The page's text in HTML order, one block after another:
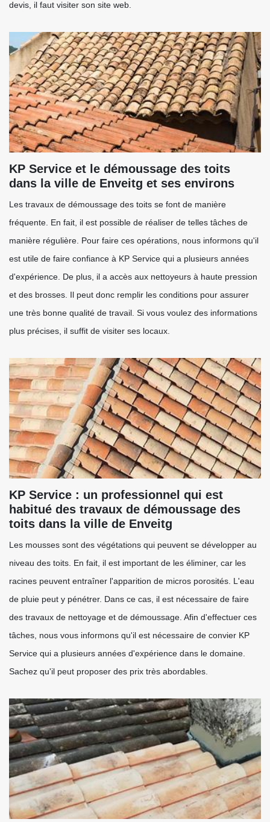
devis, il faut visiter son site web.
KP Service et le démoussage des toits
dans la ville de Enveitg et ses environs
Les travaux de démoussage des toits se font de manière
fréquente. En fait, il est possible de réaliser de telles tâches de
manière régulière. Pour faire ces opérations, nous informons qu'il
est utile de faire confiance à KP Service qui a plusieurs années
d'expérience. De plus, il a accès aux nettoyeurs à haute pression
et des brosses. Il peut donc remplir les conditions pour assurer
une très bonne qualité de travail. Si vous voulez des informations
plus précises, il suffit de visiter ses locaux.
KP Service : un professionnel qui est
habitué des travaux de démoussage des
toits dans la ville de Enveitg
Les mousses sont des végétations qui peuvent se développer au
niveau des toits. En fait, il est important de les éliminer, car les
racines peuvent entraîner l'apparition de micros porosités. L'eau
de pluie peut y pénétrer. Dans ce cas, il est nécessaire de faire
des travaux de nettoyage et de démoussage. Afin d'effectuer ces
tâches, nous vous informons qu'il est nécessaire de convier KP
Service qui a plusieurs années d'expérience dans le domaine.
Sachez qu'il peut proposer des prix très abordables.